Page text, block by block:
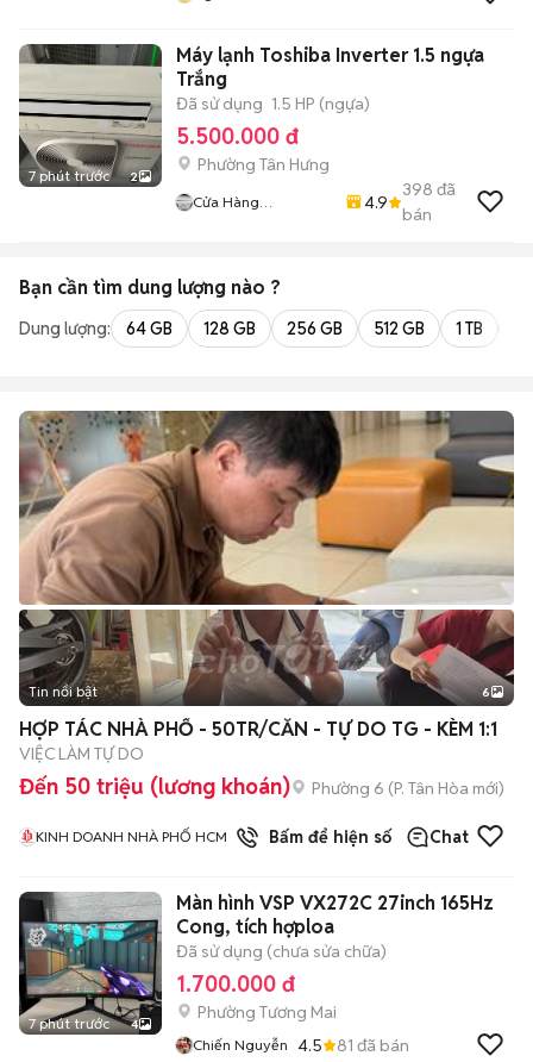
7 phút trước 2
Máy lạnh Toshiba Inverter 1.5 ngựa
Trắng
Đã sử dụng 1.5 HP (ngựa)
5.500.000 đ
Phường Tân Hưng
Cửa Hàng
4.9
398 đã
bán
Bạn cần tìm dung lượng nào ?
Dung lượng: 64 GB 128 GB 256 GB 512 GB 1 TB
+2
Tin nổi bật 6
HỢP TÁC NHÀ PHỐ - 50TR/CĂN - TỰ DO TG - KÈM 1:1
VIỆC LÀM TỰ DO
Đến 50 triệu (lương khoán) Phường 6 (P. Tân Hòa mới)
KINH DOANH NHÀ PHỐ HCM 1đã bánBấm để hiện số Chat
7 phút trước 4
Màn hình VSP VX272C 27inch 165Hz
Cong, tích hợploa
Đã sử dụng (chưa sửa chữa)
1.700.000 đ
Phường Tương Mai
Chiến Nguyễn 4.5 81 đã bán